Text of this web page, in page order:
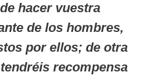
hacer vuestra
de los hombres,
por ellos; de otra
recompensa